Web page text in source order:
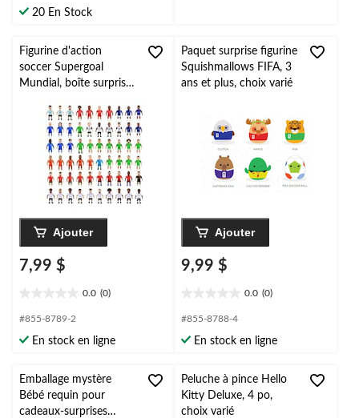
3 20 En Stock
Figurine d'action
soccer Supergoal
Mundial, boîte surprise,
Ajouter
7,99 $
0.0 (0)
étoile(s)
5.
#855-8789-2
En stock en ligne
Paquet surprise figurine
Squishmallows FIFA, 3
ans et plus, choix varié
Ajouter
9,99 $
0.0 (0)
étoile(s)
5.
#855-8788-4
En stock en ligne
Emballage mystère
Bébé requin pour
cadeaux-surprises
Peluche à pince Hello
Kitty Deluxe, 4 po,
choix varié